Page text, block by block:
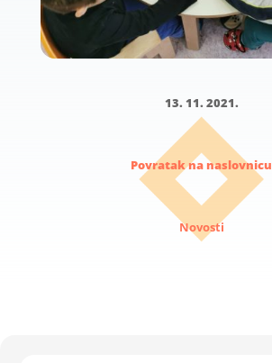
13. 11. 2021.
Povratak na naslovnicu
Novosti